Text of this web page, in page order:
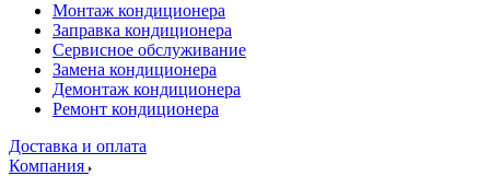
Монтаж кондиционера
Заправка кондиционера
Сервисное обслуживание
Замена кондиционера
Демонтаж кондиционера
Ремонт кондиционера
Доставка и оплата
Компания